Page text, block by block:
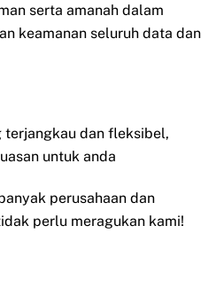
serta amanah dalam
keamanan seluruh data dan
terjangkau dan fleksibel,
untuk anda
perusahaan dan
perlu meragukan kami!